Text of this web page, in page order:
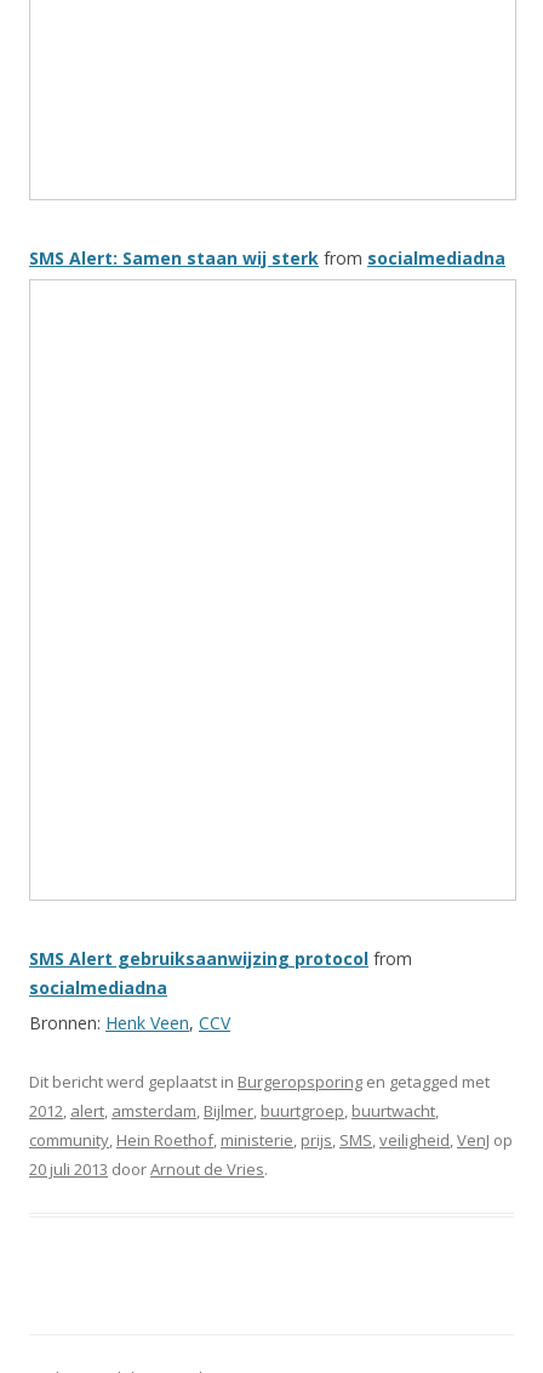
SMS Alert: Samen staan wij sterk from socialmediadna
SMS Alert gebruiksaanwijzing protocol from
socialmediadna
Bronnen: Henk Veen, CCV
Dit bericht werd geplaatst in Burgeropsporing en getagged met
2012, alert, amsterdam, Bijlmer, buurtgroep, buurtwacht,
community, Hein Roethof, ministerie, prijs, SMS,veiligheid,VenJ op
20 juli 2013 doorArnout de Vries.